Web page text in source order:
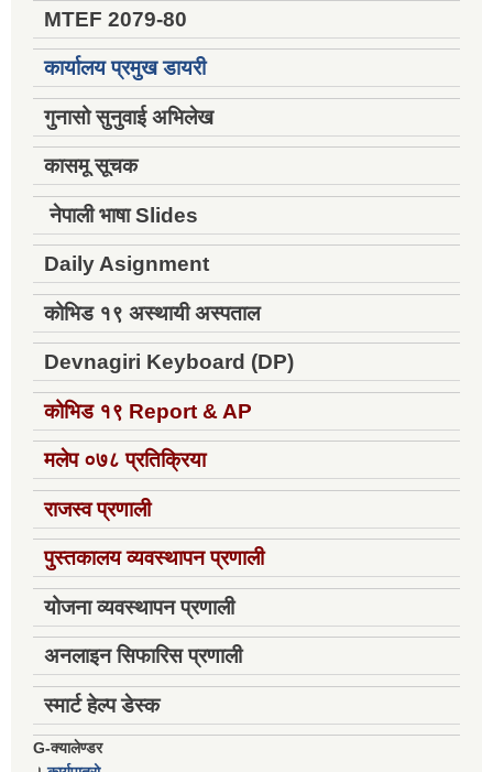
MTEF 2079-80
कार्यालय प्रमुख डायरी
गुनासो सुनुवाई अभिलेख
कासमू सूचक
नेपाली भाषा Slides
Daily Asignment
कोभिड १९ अस्थायी अस्पताल
Devnagiri Keyboard (DP)
कोभिड १९ Report & AP
मलेप ०७८ प्रतिक्रिया
राजस्व प्रणाली
पुस्तकालय व्यवस्थापन प्रणाली
योजना व्यवस्थापन प्रणाली
अनलाइन सिफारिस प्रणाली
स्मार्ट हेल्प डेस्क
G-क्यालेण्डर